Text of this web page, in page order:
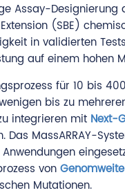
Assay-
(SBE)
in validierten
auf einem hohen
für 10 bis
bis zu
integrieren mit Next-
MassARRAY-
von
Mutationen.